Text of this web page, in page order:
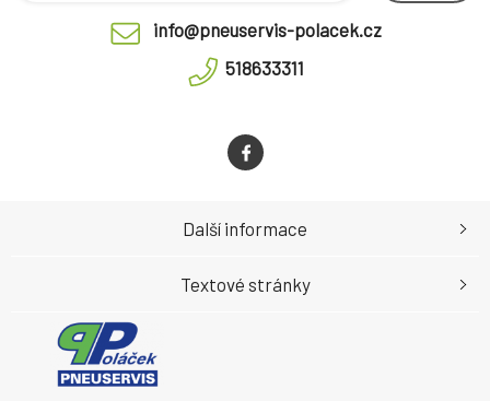
info@pneuservis-polacek.cz
518633311
Další informace
Textové stránky